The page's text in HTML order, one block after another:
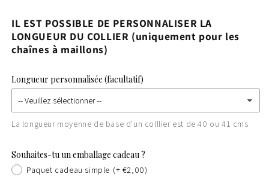
IL EST POSSIBLE DE PERSONNALISER LA
LONGUEUR DU COLLIER (uniquement pour les
chaînes à maillons)
Longueur personnalisée (facultatif)
La longueur moyenne de base d'un colllier est de 40 ou 41 cms
Souhaites-tu un emballage cadeau ?
Paquet cadeau simple (+ €2,00)